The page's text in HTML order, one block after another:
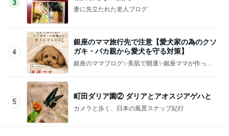
3
妻に先立たれた老人ブログ
4
銀座のママ旅行先で注意【愛犬家の為のクソ
ガキ・バカ親から愛犬を守る対策】
銀座のママブログ✨美肌で開運✨銀座ママが作った
5
町田ダリア園② ダリアとアオスジアゲハと
カメラと歩く、日本の風景スナップ紀行